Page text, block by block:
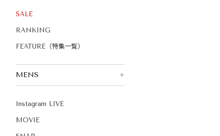
SALE
RANKING
FEATURE（特集一覧）
MENS
Instagram LIVE
MOVIE